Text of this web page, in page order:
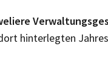
hinterlegten